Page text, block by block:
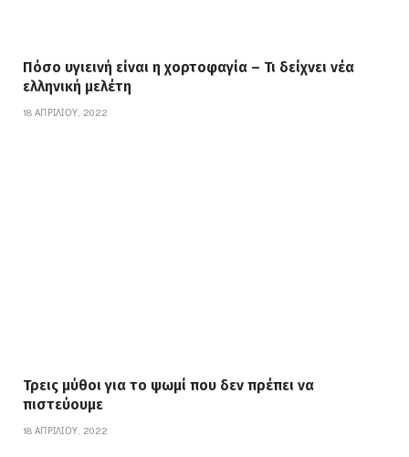
Πόσο υγιεινή είναι η χορτοφαγία – Τι δείχνει νέα
ελληνική μελέτη
18 ΑΠΡΙΛΊΟΥ, 2022
Τρεις μύθοι για το ψωμί που δεν πρέπει να
πιστεύουμε
18 ΑΠΡΙΛΊΟΥ, 2022